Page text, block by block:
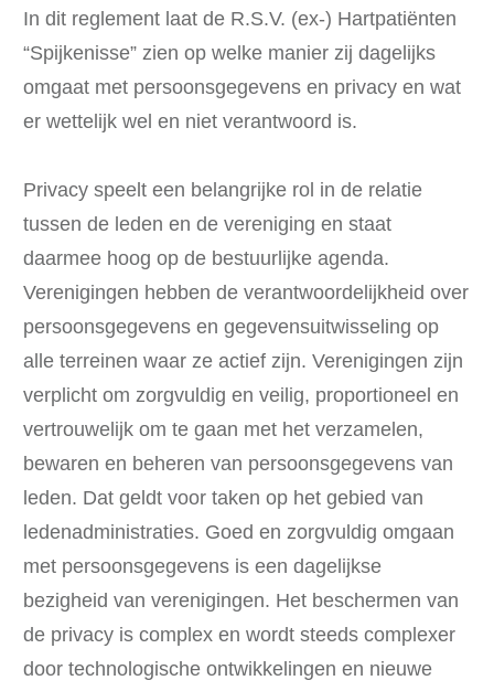
In dit reglement laat de R.S.V. (ex-) Hartpatiënten
“Spijkenisse” zien op welke manier zij dagelijks
omgaat met persoonsgegevens en privacy en wat
er wettelijk wel en niet verantwoord is.
Privacy speelt een belangrijke rol in de relatie
tussen de leden en de vereniging en staat
daarmee hoog op de bestuurlijke agenda.
Verenigingen hebben de verantwoordelijkheid over
persoonsgegevens en gegevensuitwisseling op
alle terreinen waar ze actief zijn. Verenigingen zijn
verplicht om zorgvuldig en veilig, proportioneel en
vertrouwelijk om te gaan met het verzamelen,
bewaren en beheren van persoonsgegevens van
leden. Dat geldt voor taken op het gebied van
ledenadministraties. Goed en zorgvuldig omgaan
met persoonsgegevens is een dagelijkse
bezigheid van verenigingen. Het beschermen van
de privacy is complex en wordt steeds complexer
door technologische ontwikkelingen en nieuwe